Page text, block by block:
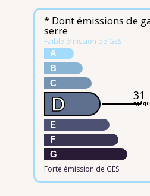
* Dont émissions de
serre
Faible émission de GES
A
B
C
D
E
F
G
Forte émission de GES
31